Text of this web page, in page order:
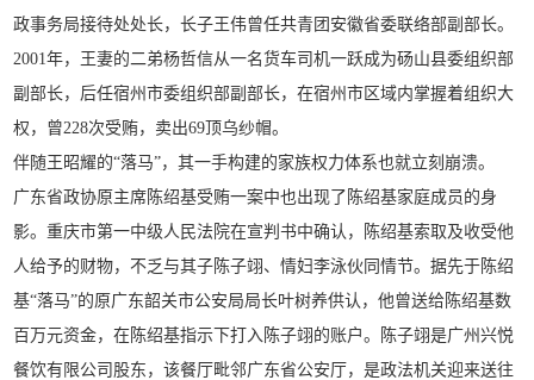
政事务局接待处处长，长子王伟曾任共青团安徽省委联络部副部长。
2001年，王妻的二弟杨哲信从一名货车司机一跃成为砀山县委组织部
副部长，后任宿州市委组织部副部长，在宿州市区域内掌握着组织大
权，曾228次受贿，卖出69顶乌纱帽。
伴随王昭耀的“落马”，其一手构建的家族权力体系也就立刻崩溃。
广东省政协原主席陈绍基受贿一案中也出现了陈绍基家庭成员的身
影。重庆市第一中级人民法院在宣判书中确认，陈绍基索取及收受他
人给予的财物，不乏与其子陈子翊、情妇李泳伙同情节。据先于陈绍
基“落马”的原广东韶关市公安局局长叶树养供认，他曾送给陈绍基数
百万元资金，在陈绍基指示下打入陈子翊的账户。陈子翊是广州兴悦
餐饮有限公司股东，该餐厅毗邻广东省公安厅，是政法机关迎来送往